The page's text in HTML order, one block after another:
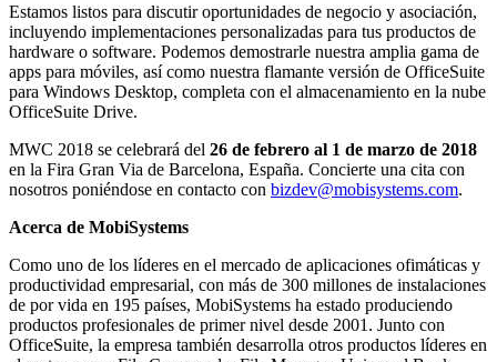
Estamos listos para discutir oportunidades de negocio y asociación,
incluyendo implementaciones personalizadas para tus productos de
hardware o software. Podemos demostrarle nuestra amplia gama de
apps para móviles, así como nuestra flamante versión de OfficeSuite
para Windows Desktop, completa con el almacenamiento en la nube
OfficeSuite Drive.
MWC 2018 se celebrará del 26 de febrero al 1 de marzo de 2018
en la Fira Gran Via de Barcelona, España. Concierte una cita con
nosotros poniéndose en contacto con bizdev@mobisystems.com.
Acerca de MobiSystems
Como uno de los líderes en el mercado de aplicaciones ofimáticas y
productividad empresarial, con más de 300 millones de instalaciones
de por vida en 195 países, MobiSystems ha estado produciendo
productos profesionales de primer nivel desde 2001. Junto con
OfficeSuite, la empresa también desarrolla otros productos líderes en